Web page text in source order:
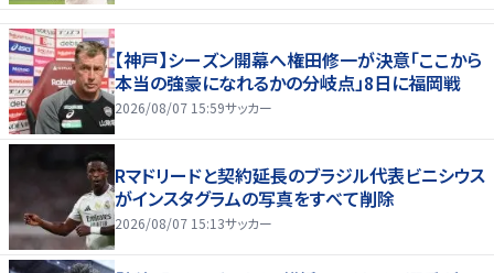
【神戸】シーズン開幕へ権田修一が決意「ここから
本当の強豪になれるかの分岐点」8日に福岡戦
2026/08/07 15:59サッカー
Rマドリードと契約延長のブラジル代表ビニシウス
がインスタグラムの写真をすべて削除
2026/08/07 15:13サッカー